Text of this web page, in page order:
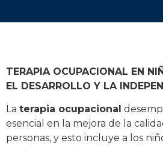
TERAPIA OCUPACIONAL EN
EL DESARROLLO Y LA
La terapia ocupacional
esencial en la mejora de la
personas, y esto incluye a los